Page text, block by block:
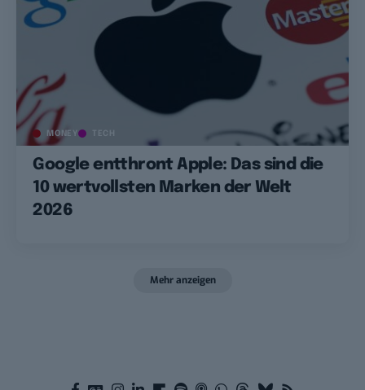
MONEY TECH
Google entthront Apple: Das sind die
10 wertvollsten Marken der Welt
2026
Mehr anzeigen